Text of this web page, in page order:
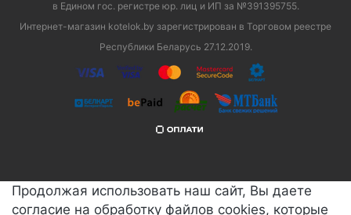
в Едином гос. регистре юр. лиц и ИП за №391395755.
Интернет-магазин kotelok.by зарегистрирован в Торговом реестре
Республики Беларусь 27.12.2019.
Продолжая использовать наш сайт, Вы даете
согласие на обработку файлов cookies, которые